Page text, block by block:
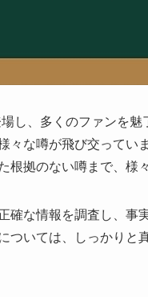
し、多くのファンを
々な噂が飛び交ってい
拠のない噂まで、様
確な情報を調査し、事
いては、しっかりと